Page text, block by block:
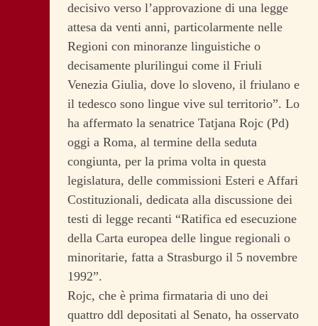
decisivo verso l’approvazione di una legge
attesa da venti anni, particolarmente nelle
Regioni con minoranze linguistiche o
decisamente plurilingui come il Friuli
Venezia Giulia, dove lo sloveno, il friulano e
il tedesco sono lingue vive sul territorio”. Lo
ha affermato la senatrice Tatjana Rojc (Pd)
oggi a Roma, al termine della seduta
congiunta, per la prima volta in questa
legislatura, delle commissioni Esteri e Affari
Costituzionali, dedicata alla discussione dei
testi di legge recanti “Ratifica ed esecuzione
della Carta europea delle lingue regionali o
minoritarie, fatta a Strasburgo il 5 novembre
1992”.
Rojc, che è prima firmataria di uno dei
quattro ddl depositati al Senato, ha osservato